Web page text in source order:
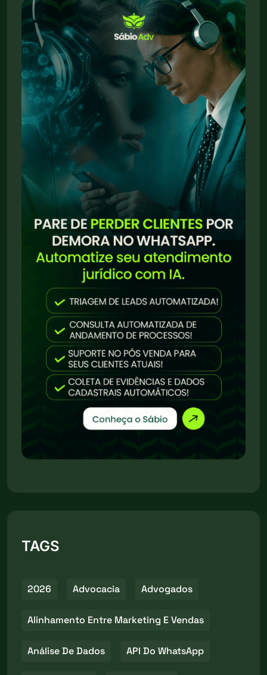
TAGS
2026 Advocacia Advogados
Alinhamento Entre Marketing E Vendas
Análise De Dados API Do WhatsApp